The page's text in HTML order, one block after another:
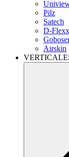
Pilz
Satech
D-Flexx
Airskin